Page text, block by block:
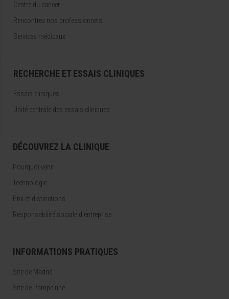
Centre du cancer
Rencontrez nos professionnels
Services médicaux
RECHERCHE ET ESSAIS CLINIQUES
Essais cliniques
Unité centrale des essais cliniques
DÉCOUVREZ LA CLINIQUE
Pourquoi venir
Technologie
Prix et distinctions
Responsabilité sociale d'entreprise
INFORMATIONS PRATIQUES
Site de Madrid
Site de Pampelune